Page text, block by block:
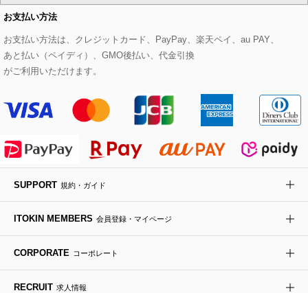
eur3
Maison de CINQ
MK MICHEL KLEIN BAG
HIROKO KOSHINO
その他のトップス
セットアップスカート
セットアップワンピース
モッズコート
ステンカラーコート
ライダースジャケット
デニムジャケット
ダウンジャケット・コート
帽子
ヘアアクセサリー
ハンカチ・バンダナ
手袋
チャーム・ストラップ
ブレスレット・バングル
ブローチ・コサージュ
ショルダーバッグ
ボストンバッグ
バックパック・リュック
ボディバッグ・メッセンジャーバッグ
トラベルバッグ
パンプス
スニーカー
フラットシューズ
ローファー
ドレスシューズ
すべてのアートフラワー
ローズ
カサブランカ・カラー
ラナンキュラス
ポプリアレンジ＆フレグランス
お支払い方法
お支払い方法は、クレジットカード、PayPay、楽天ペイ、au PAY、
あと払い（ペイディ）、GMO後払い、代金引換
がご利用いただけます。
SUPPORT 規約・ガイド
ITOKIN MEMBERS 会員登録・マイページ
CORPORATE コーポレート
RECRUIT 求人情報